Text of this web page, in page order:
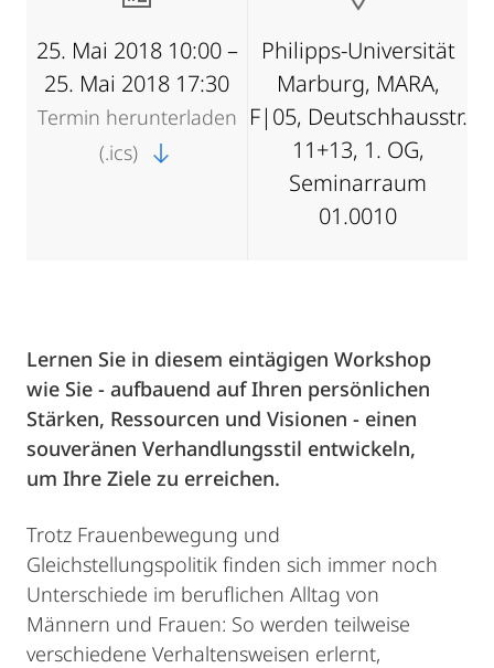
25. Mai 2018 10:00 –
25. Mai 2018 17:30
Termin herunterladen
(.ics)
Philipps-Universität
Marburg, MARA,
F|05, Deutschhausstr.
11+13, 1. OG,
Seminarraum
01.0010
Lernen Sie in diesem eintägigen Workshop
wie Sie - aufbauend auf Ihren persönlichen
Stärken, Ressourcen und Visionen - einen
souveränen Verhandlungsstil entwickeln,
um Ihre Ziele zu erreichen.
Trotz Frauenbewegung und
Gleichstellungspolitik finden sich immer noch
Unterschiede im beruflichen Alltag von
Männern und Frauen: So werden teilweise
verschiedene Verhaltensweisen erlernt,